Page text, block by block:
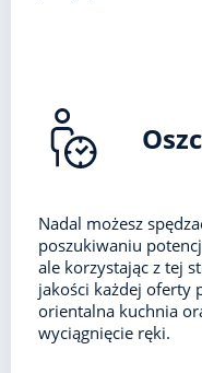
Nadal możesz
poszukiwaniu
ale korzystając z tej
jakości każdej oferty
orientalna kuchnia
wyciągnięcie ręki.